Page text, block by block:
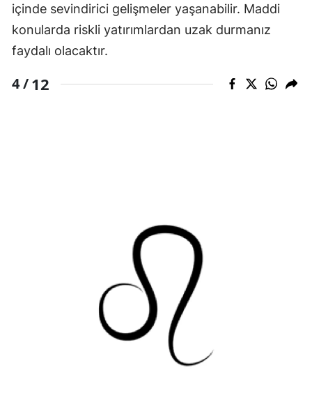
içinde sevindirici gelişmeler yaşanabilir. Maddi
konularda riskli yatırımlardan uzak durmanız
faydalı olacaktır.
4 /12